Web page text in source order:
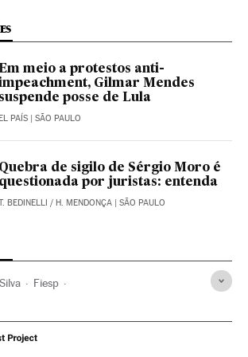
meio a protestos anti-
Gilmar Mendes
posse de Lula
PAÍS | SÃO PAULO
Quebra de sigilo de Sérgio Moro é
questionada por juristas: entenda
BEDINELLI / H. MENDONÇA | SÃO PAULO
Fiesp
Petrobras